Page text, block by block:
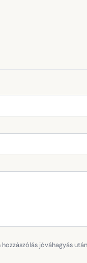
jóváhagyás